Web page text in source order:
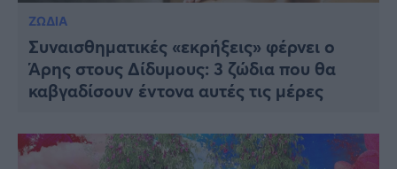
ΖΩΔΙΑ
Συναισθηματικές «εκρήξεις» φέρνει ο
Άρης στους Δίδυμους: 3 ζώδια που θα
καβγαδίσουν έντονα αυτές τις μέρες